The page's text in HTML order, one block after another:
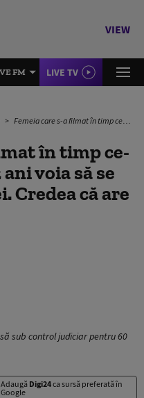
VIEW
FM LIVE TV
Femeia care s-a filmat în timp ce-și bătea fetița de 2 ani voia să se răzbune pe soțul ei. Credea că are o aventură
în timp ce-
voia să se
Credea că are
sub control judiciar pentru 60
Adaugă Digi24ca sursă preferată în
Google